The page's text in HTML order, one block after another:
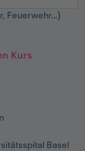
Feuerwehr...)
Kurs
Basel